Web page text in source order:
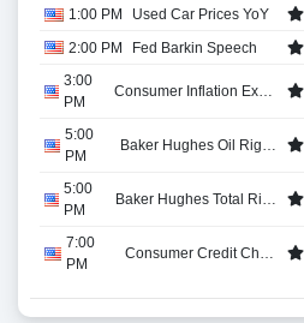
1:00 PM
Used Car Prices YoY
2:00 PM
Fed Barkin Speech
3:00
PM
Consumer Inflation Expectations
5:00
PM
Baker Hughes Oil Rig Count
5:00
PM
Baker Hughes Total Rigs Count
7:00
PM
Consumer Credit Change